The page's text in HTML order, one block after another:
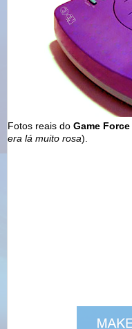
Fotos reais do Game Force
era lá muito rosa).